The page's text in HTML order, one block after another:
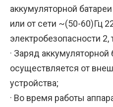
аккумуляторной
или от сети ~(50-60)Гц
электробезопасности 2,
· Заряд аккумуляторной
осуществляется от
устройства;
· Во время работы